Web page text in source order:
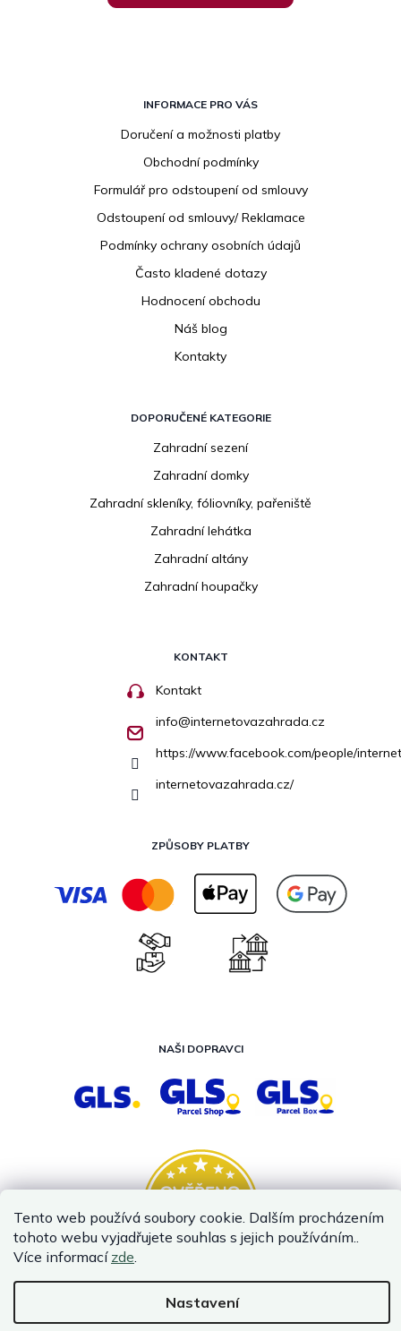
Tento web používá soubory cookie. Dalším procházením
tohoto webu vyjadřujete souhlas s jejich používáním..
Více informací zde.
Nastavení
INFORMACE PRO VÁS
Doručení a možnosti platby
Obchodní podmínky
Formulář pro odstoupení od smlouvy
Odstoupení od smlouvy/ Reklamace
Podmínky ochrany osobních údajů
Často kladené dotazy
Hodnocení obchodu
Náš blog
Kontakty
DOPORUČENÉ KATEGORIE
Zahradní sezení
Zahradní domky
Zahradní skleníky, fóliovníky, pařeniště
Zahradní lehátka
Zahradní altány
Zahradní houpačky
KONTAKT
Kontakt
info@internetovazahrada.cz
https://www.facebook.com/people/
internetovazahrada.cz/
ZPŮSOBY PLATBY
NAŠI DOPRAVCI
Vytvořil Shoptet